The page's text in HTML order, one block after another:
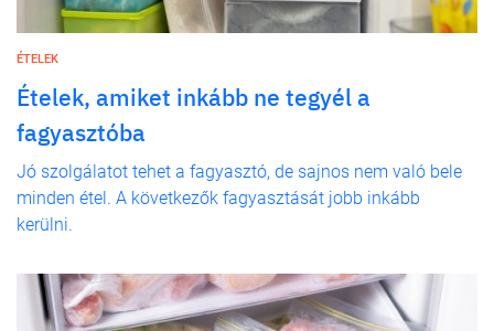
ÉTELEK
Ételek, amiket inkább ne tegyél a
fagyasztóba
Jó szolgálatot tehet a fagyasztó, de sajnos nem való bele
minden étel. A következők fagyasztását jobb inkább
kerülni.